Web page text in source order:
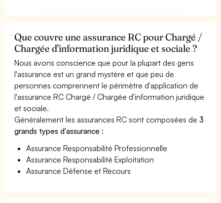
Que couvre une assurance RC pour Chargé /
Chargée d'information juridique et sociale ?
Nous avons conscience que pour la plupart des gens
l'assurance est un grand mystère et que peu de
personnes comprennent le périmètre d'application de
l'assurance RC Chargé / Chargée d'information juridique
et sociale.
Généralement les assurances RC sont composées de3
grands types d'assurance :
Assurance Responsabilité Professionnelle
Assurance Responsabilité Exploitation
Assurance Défense et Recours